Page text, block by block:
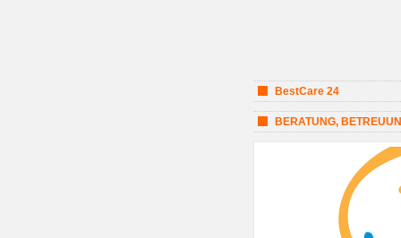
BestCare 24
BERATUNG,